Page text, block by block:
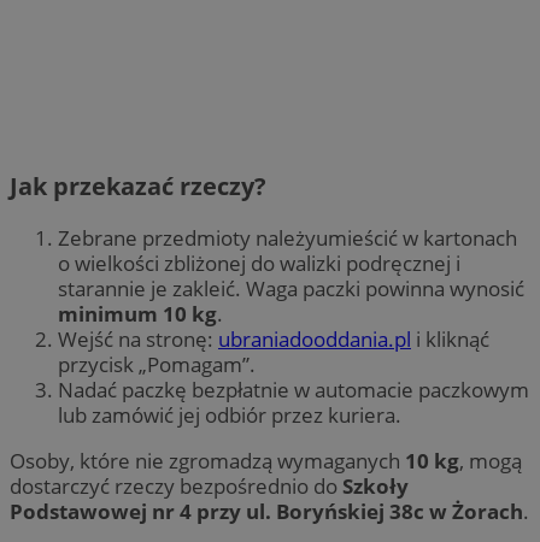
Jak przekazać rzeczy?
Zebrane przedmioty należyumieścić w kartonach
o wielkości zbliżonej do walizki podręcznej i
starannie je zakleić. Waga paczki powinna wynosić
minimum 10 kg.
Wejść na stronę: ubraniadooddania.pl i kliknąć
przycisk „Pomagam”.
Nadać paczkę bezpłatnie w automacie paczkowym
lub zamówić jej odbiór przez kuriera.
Osoby, które nie zgromadzą wymaganych 10 kg, mogą
dostarczyć rzeczy bezpośrednio do Szkoły
Podstawowej nr 4 przy ul. Boryńskiej 38c w Żorach.